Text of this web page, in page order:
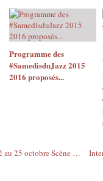
Programme des
#SamedisduJazz 2015
2016 proposés...
Rencontres Artistiques de Musiques Improvisées 22 au 25 octobre Scène nationale d'Orléans PROGRAMME et TARIFS